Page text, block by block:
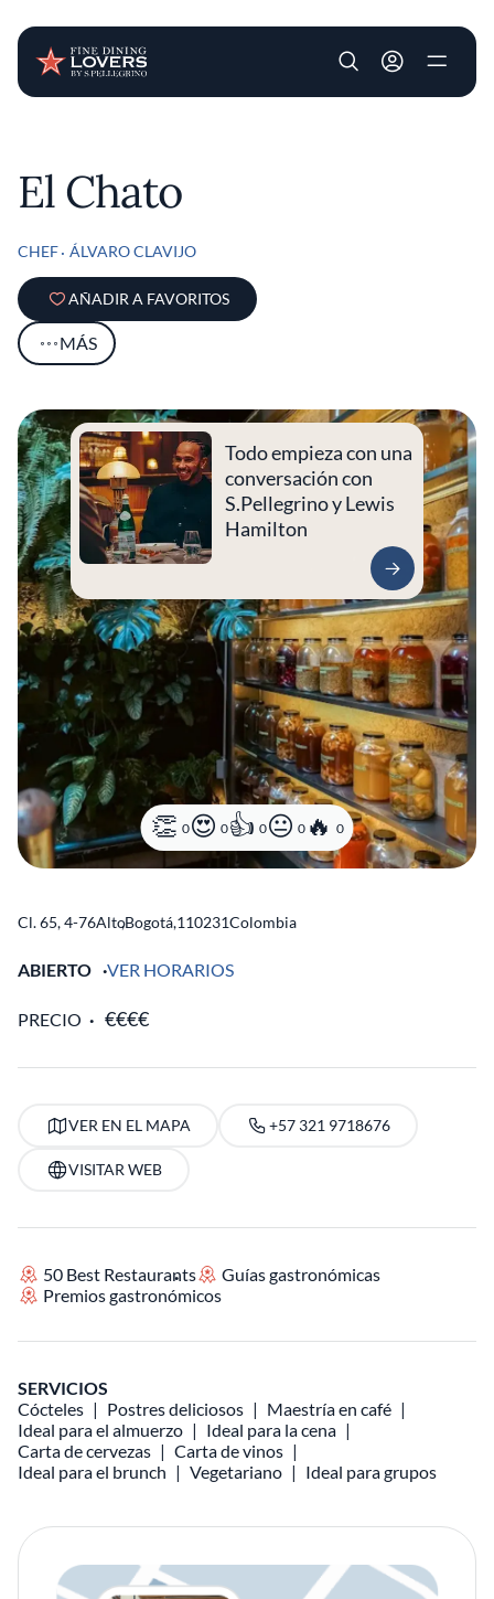
User account
El Chato
CHEF ÁLVARO CLAVIJO
AÑADIR A FAVORITOS
MÁS
0 0 0 0 0
Todo empieza con una
conversación con
S.Pellegrino y Lewis
Hamilton
Cl. 65, 4-76Alto
,Bogotá,110231Colombia
ABIERTO VER HORARIOS
PRECIO
VER EN EL MAPA +57 321 9718676
VISITAR WEB
50 Best Restaurants
Guías gastronómicas
Premios gastronómicos
SERVICIOS
Cócteles
Postres deliciosos
Maestría en café
Ideal para el almuerzo
Ideal para la cena
Carta de cervezas
Carta de vinos
Ideal para el brunch
Vegetariano Ideal para grupos